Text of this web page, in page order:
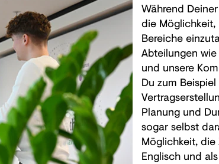
Während
die
Bereiche
Abteilungen
und unsere
Du zum
Planung und
sogar selbst
Möglichkeit,
Englisch und